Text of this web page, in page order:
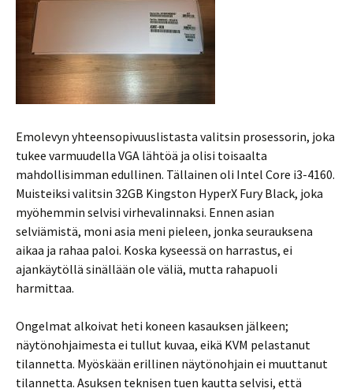
Emolevyn yhteensopivuuslistasta valitsin prosessorin, joka
tukee varmuudella VGA lähtöä ja olisi toisaalta
mahdollisimman edullinen. Tällainen oli Intel Core i3-4160.
Muisteiksi valitsin 32GB Kingston HyperX Fury Black, joka
myöhemmin selvisi virhevalinnaksi. Ennen asian
selviämistä, moni asia meni pieleen, jonka seurauksena
aikaa ja rahaa paloi. Koska kyseessä on harrastus, ei
ajankäytöllä sinällään ole väliä, mutta rahapuoli
harmittaa.
Ongelmat alkoivat heti koneen kasauksen jälkeen;
näytönohjaimesta ei tullut kuvaa, eikä KVM pelastanut
tilannetta. Myöskään erillinen näytönohjain ei muuttanut
tilannetta. Asuksen teknisen tuen kautta selvisi, että